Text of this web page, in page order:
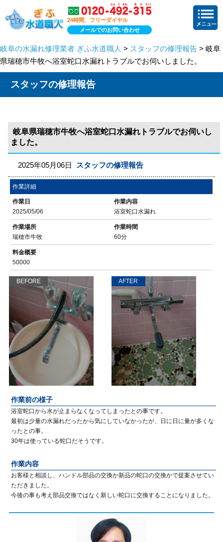
24時間、フリーダイヤル
メールでのお問い合わせ
岐阜の水漏れ修理業者 ぎふ水道職人 > スタッフの修理報告 > 岐阜
県瑞穂市牛牧へ浴室蛇口水漏れトラブルでお伺いしました。
スタッフの修理報告
岐阜県瑞穂市牛牧へ浴室蛇口水漏れトラブルでお伺いし
ました。
2025年05月06日 スタッフの修理報告
作業詳細
作業日
2025/05/06
作業内容
浴室蛇口水漏れ
作業場所
瑞穂市牛牧
作業時間
60分
料金概要
50000
BEFORE AFTER
作業前の様子
浴室蛇口から水が止まらなくなってしまったとの事です。
最初は少量の水漏れだったから気にしていなかったが、日に日に量が多くな
ったとの事。
30年は使っている蛇口だそうです。
作業内容
お客様と相談し、ハンドル部品の交換か新品の蛇口の交換かで提案させてい
ただきました。
今後の事も考え部品交換ではなく新しい蛇口に交換することになりました。